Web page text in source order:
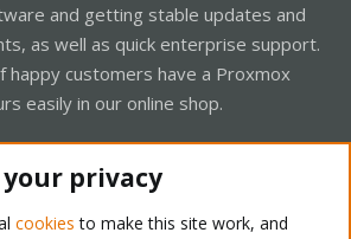
and getting stable updates and
as well as quick enterprise support.
happy customers have a Proxmox
easily in our online shop.
privacy
cookies to make this site work, and